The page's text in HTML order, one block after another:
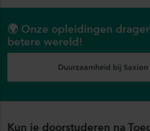
🌍 Onze opleidingen
betere wereld!
Duurzaamheid bij Saxion
Kun je doorstuderen na